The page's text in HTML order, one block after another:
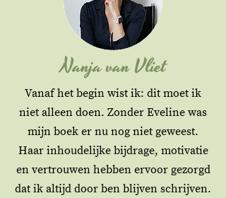
Nanja van Vliet
Vanaf het begin wist ik: dit moet ik
niet alleen doen. Zonder Eveline was
mijn boek er nu nog niet geweest.
Haar inhoudelijke bijdrage, motivatie
en vertrouwen hebben ervoor gezorgd
dat ik altijd door ben blijven schrijven.